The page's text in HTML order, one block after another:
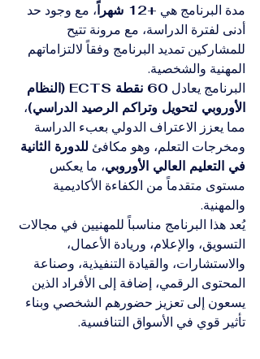
مدة البرنامج هي +12 شهراً
، مع وجود حد
أدنى لفترة الدراسة، مع مرونة تتيح
للمشاركين تمديد البرنامج وفقاً لالتزاماتهم
المهنية والشخصية.
البرنامج يعادل
60 نقطة ECTS (النظام
الأوروبي لتحويل وتراكم الرصيد الدراسي)،
مما يعزز الاعتراف الدولي بعبء الدراسة
ومخرجات التعلم، وهو مكافئ للدورة الثانية
في التعليم العالي الأوروبي، ما يعكس
مستوى متقدماً من الكفاءة الأكاديمية
والمهنية.
يُعد هذا البرنامج مناسباً للمهنيين في مجالات
التسويق، والإعلام، وريادة الأعمال،
والاستشارات، والقيادة التنفيذية، وصناعة
المحتوى الرقمي، إضافة إلى الأفراد الذين
يسعون إلى تعزيز حضورهم الشخصي وبناء
تأثير قوي في الأسواق التنافسية.